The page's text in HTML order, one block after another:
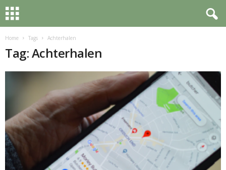
Home Tags Achterhalen
Tag: Achterhalen